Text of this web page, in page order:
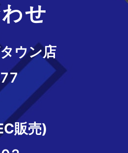
せ
ウン店
販売)